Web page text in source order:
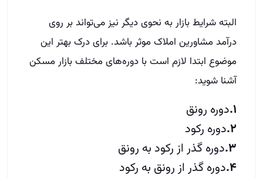
البته شرایط بازار به نحوی دیگر نیز می‌تواند بر روی
درآمد مشاورین املاک موثر باشد. برای درک بهتر این
موضوع ابتدا لازم است با دوره‌‌های مختلف بازار مسکن
آشنا شوید:
۱. دوره رونق
۲. دوره رکود
۳. دوره گذر از رکود به رونق
۴. دوره گذر از رونق به رکود